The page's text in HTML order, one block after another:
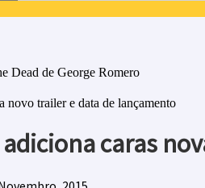
Dead de George Romero
novo trailer e data de lançamento
caras